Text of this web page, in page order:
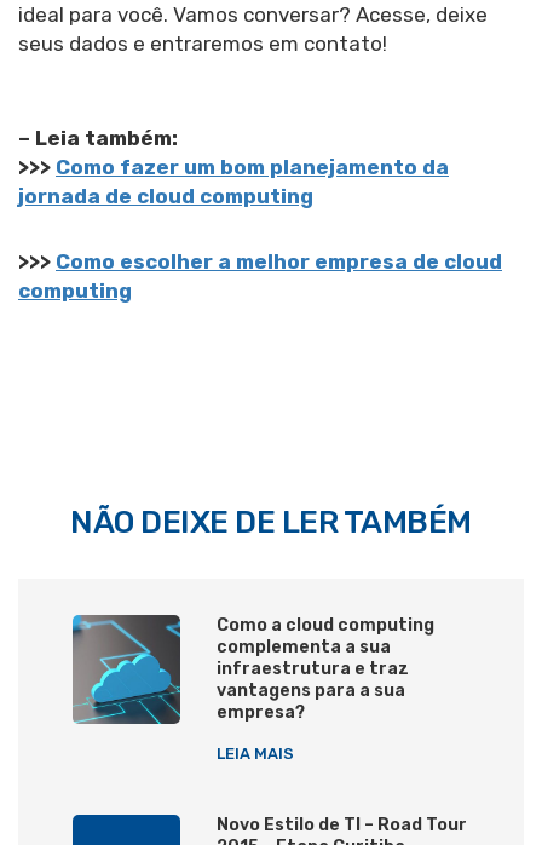
ideal para você. Vamos conversar? Acesse, deixe
seus dados e entraremos em contato!
– Leia também:
>>> Como fazer um bom planejamento da
jornada de cloud computing
>>> Como escolher a melhor empresa de cloud
computing
NÃO DEIXE DE LER TAMBÉM
Como a cloud computing
complementa a sua
infraestrutura e traz
vantagens para a sua
empresa?
LEIA MAIS
Novo Estilo de TI – Road Tour